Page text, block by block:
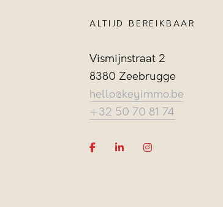
ALTIJD BEREIKBAAR
Vismijnstraat 2
8380 Zeebrugge
hello@keyimmo.be
+32 50 70 81 74